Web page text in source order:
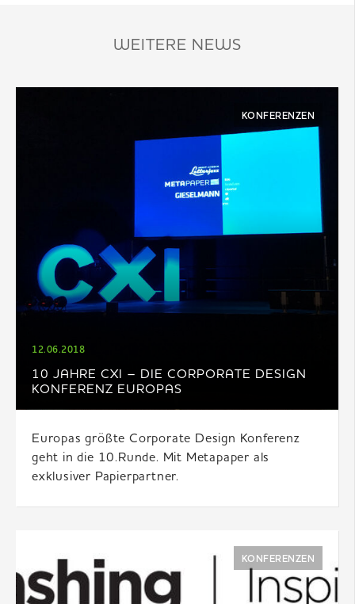
WEITERE NEWS
10 JAHRE CXI – DIE CORPORATE DESIGN
KONFERENZ EUROPAS
12.06.2018
KONFERENZEN
Europas größte Corporate Design Konferenz
geht in die 10.Runde. Mit Metapaper als
exklusiver Papierpartner.
KONFERENZEN